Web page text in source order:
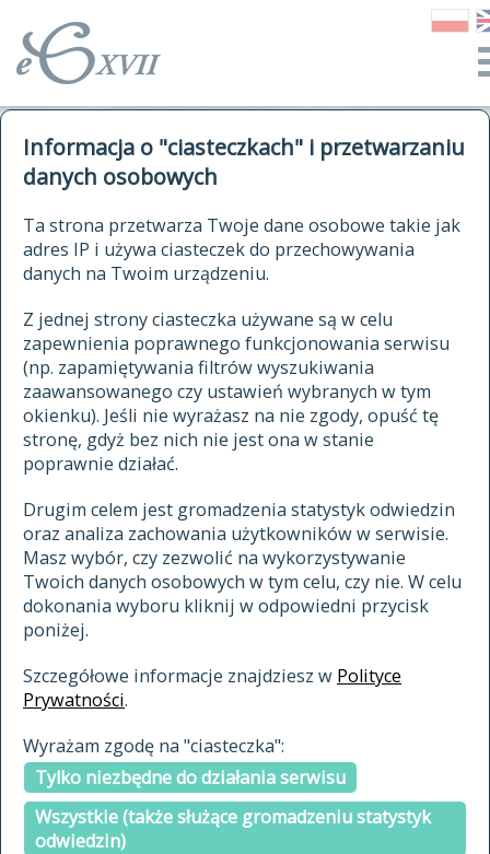
Informacja o "ciasteczkach" i przetwarzaniu
danych osobowych
Ta strona przetwarza Twoje dane osobowe takie jak
adres IP i używa ciasteczek do przechowywania
danych na Twoim urządzeniu.
Z jednej strony ciasteczka używane są w celu
zapewnienia poprawnego funkcjonowania serwisu
(np. zapamiętywania filtrów wyszukiwania
zaawansowanego czy ustawień wybranych w tym
okienku). Jeśli nie wyrażasz na nie zgody, opuść tę
stronę, gdyż bez nich nie jest ona w stanie
poprawnie działać.
Drugim celem jest gromadzenia statystyk odwiedzin
oraz analiza zachowania użytkowników w serwisie.
Masz wybór, czy zezwolić na wykorzystywanie
Twoich danych osobowych w tym celu, czy nie. W celu
dokonania wyboru kliknij w odpowiedni przycisk
poniżej.
Szczegółowe informacje znajdziesz w Polityce
Prywatności.
Wyrażam zgodę na "ciasteczka":
Tylko niezbędne do działania serwisu
Wszystkie (także służące gromadzeniu statystyk
odwiedzin)
autorzy Słownika
historia
publikacje
źródła
autorzy tekstów źródłowych
zasady opracowania
statystyki
najnowsze hasła
ostatnio zmodyfikowane hasła
materiały archiwalne
cytowanie
kontakt
kwerendy
jak cytować Słownik
ELEKTRONICZNY SŁOWNIK
JĘZYKA POLSKIEGO
XVII I XVIII WIEKU
znajdź hasła
zaczynające się od
indeksie
a fronte
a tergo